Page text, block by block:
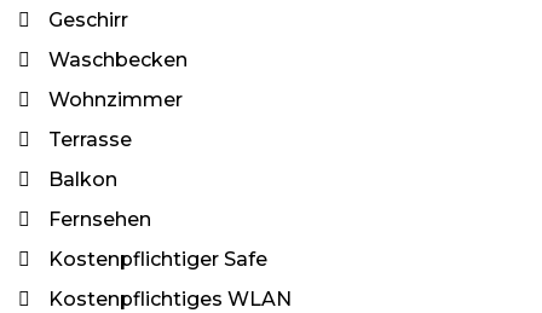
Geschirr
Waschbecken
Wohnzimmer
Terrasse
Balkon
Fernsehen
Kostenpflichtiger Safe
Kostenpflichtiges WLAN